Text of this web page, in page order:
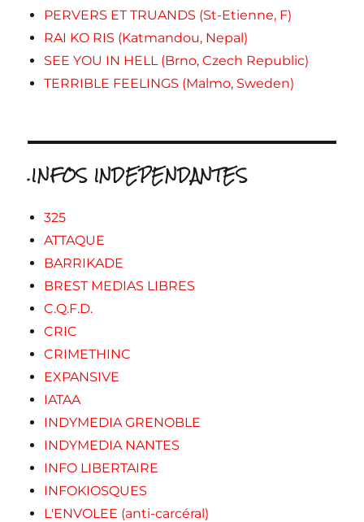
PERVERS ET TRUANDS (St-Etienne, F)
RAI KO RIS (Katmandou, Nepal)
SEE YOU IN HELL (Brno, Czech Republic)
TERRIBLE FEELINGS (Malmo, Sweden)
.INFOS INDEPENDANTES
325
ATTAQUE
BARRIKADE
BREST MEDIAS LIBRES
C.Q.F.D.
CRIC
CRIMETHINC
EXPANSIVE
IATAA
INDYMEDIA GRENOBLE
INDYMEDIA NANTES
INFO LIBERTAIRE
INFOKIOSQUES
L'ENVOLEE (anti-carcéral)